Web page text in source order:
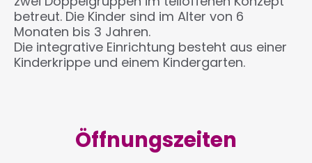
betreut. Die Kinder sind im Alter von 6
Monaten bis 3 Jahren.
Die integrative Einrichtung besteht aus einer
Kinderkrippe und einem Kindergarten.
Öffnungszeiten